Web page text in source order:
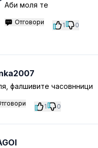
Аби моля те
Отговори 1 0
фалшивите часовнници
1 0